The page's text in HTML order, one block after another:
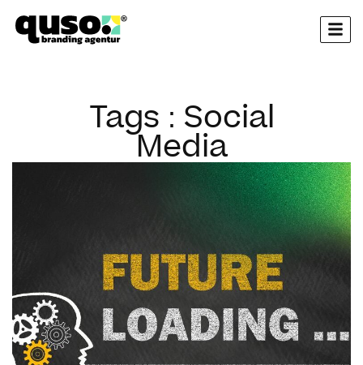
springen
Tags : Social
Media